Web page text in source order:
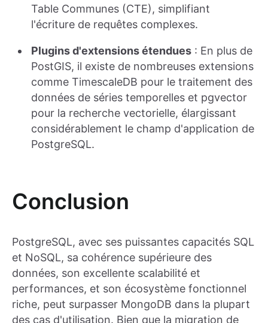
Table Communes (CTE), simplifiant
l'écriture de requêtes complexes.
Plugins d'extensions étendues : En plus de
PostGIS, il existe de nombreuses extensions
comme TimescaleDB pour le traitement des
données de séries temporelles et pgvector
pour la recherche vectorielle, élargissant
considérablement le champ d'application de
PostgreSQL.
Conclusion
PostgreSQL, avec ses puissantes capacités SQL
et NoSQL, sa cohérence supérieure des
données, son excellente scalabilité et
performances, et son écosystème fonctionnel
riche, peut surpasser MongoDB dans la plupart
des cas d'utilisation. Bien que la migration de